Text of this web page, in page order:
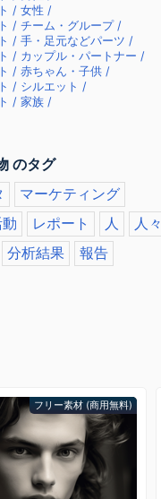
/ 女性 /
/ チーム・グループ /
/ 手・足元などパーツ /
/ カップル・パートナー /
/ 赤ちゃん・子供 /
/ シルエット /
/ 家族 /
のタグ
マーケティング
レポート 人
人々
分析結果
報告
フリー素材 (商用無料)